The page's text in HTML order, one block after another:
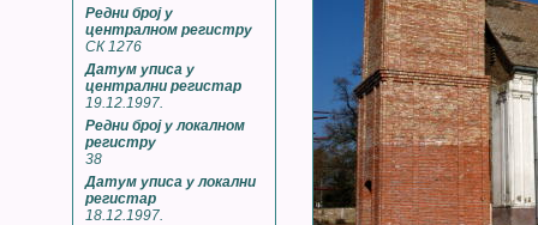
Редни број у
централном регистру
СК 1276
Датум уписа у
централни регистар
19.12.1997.
Редни број у локалном
регистру
38
Датум уписа у локални
регистар
18.12.1997.